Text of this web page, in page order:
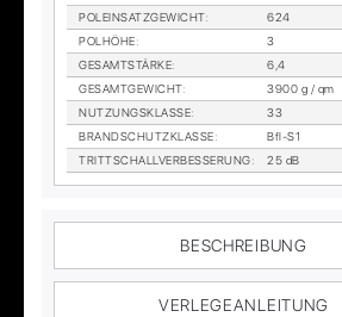
POL­EIN­SATZ­GE­WICHT:
624
POL­HÖ­HE:
3
GE­SAMT­STÄR­KE:
6,4
GE­SAMT­GE­WICHT:
3900 g / qm
NUT­ZUNGS­KLAS­SE:
33
BRAND­SCHUTZ­KLAS­SE:
Bfl-S1
TRITT­SCHALL­VER­BES­SE­RUNG: 25 dB
BESCHREIBUNG
VERLEGEANLEITUNG